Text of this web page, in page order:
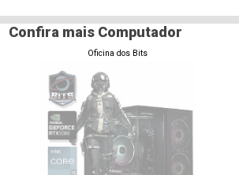
Confira mais Computador
Oficina dos Bits